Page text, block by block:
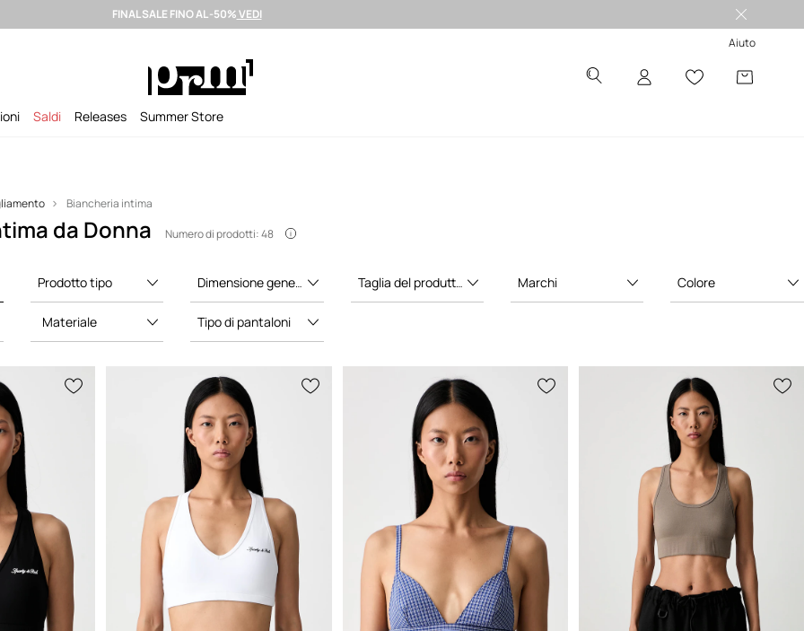
Brand premium selezionati >
FINAL SALE FINO AL -50%VEDI
Aiuto
Saldi Releases Summer Store
Biancheria intima
da Donna Numero di prodotti: 48
Prodotto tipo Dimensione generale Taglia del produttore Marchi Colore
Materiale Tipo di pantaloni